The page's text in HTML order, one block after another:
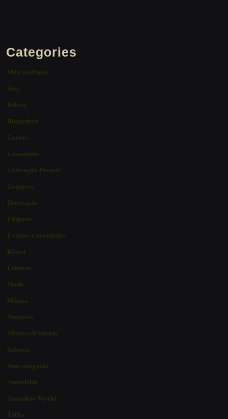
Categories
#MySaoPaulo
Arte
Beleza
Blogosfera
Carros
Casamento
Coloração Pessoal
Compras
Decoração
Etiqueta
Eventos e novidades
Kloset
Leituras
Moda
Música
Negócios
Objetos de Desejo
Sabores
Sem categoria
StatusKids
StatusKor World
TalKs